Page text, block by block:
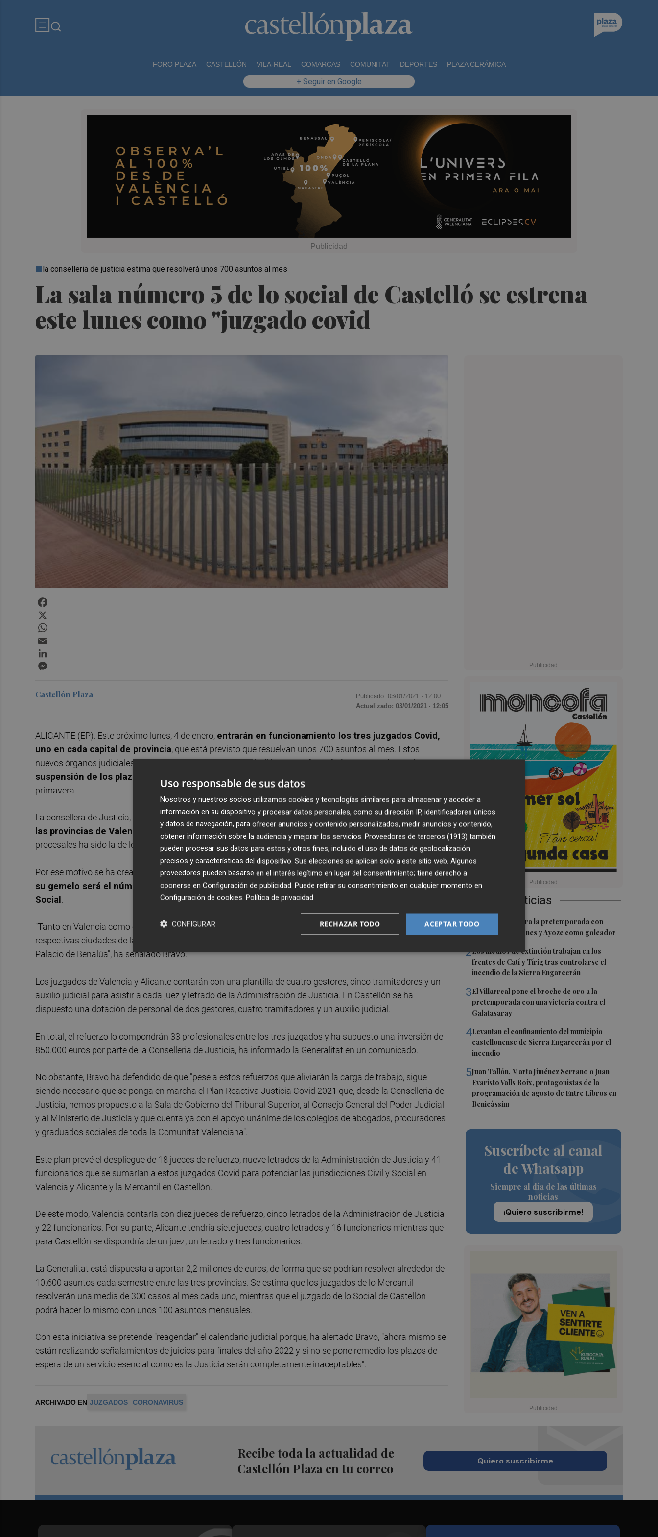
FORO PLAZA CASTELLÓN VILA-REAL COMARCAS COMUNITAT DEPORTES PLAZA CERÁMICA
+ Seguir en Google
La sala número 5 de lo social de Castelló se estrena
este lunes como "juzgado covid
la conselleria de justicia estima que resolverá unos 700 asuntos al mes
Últimas Noticias
1El Villarreal cierra la pretemporada con
buenas sensaciones y Ayoze como goleador
2Los medios de extinción trabajan en los
frentes de Catí y Tírig tras controlarse el
incendio de la Sierra Engarcerán
3El Villarreal pone el broche de oro a la
pretemporada con una victoria contra el
Galatasaray
4Levantan el confinamiento del municipio
castellonense de Sierra Engarcerán por el
incendio
5Juan Tallón, Marta Jiménez Serrano o Juan
Evaristo Valls Boix, protagonistas de la
programación de agosto de Entre Libros en
Benicàssim
Suscríbete al canal
de Whatsapp
Siempre al día de las últimas
noticias
¡Quiero suscribirme!
Castellón Plaza Publicado: 03/01/2021 · 12:00
Actualizado: 03/01/2021 · 12:05
ALICANTE (EP). Este próximo lunes, 4 de enero, entrarán en funcionamiento los tres juzgados Covid,
uno en cada capital de provincia, que está previsto que resuelvan unos 700 asuntos al mes. Estos
nuevos órganos judiciales se ponen en marchapara "aliviar" la carga de trabajo provocada por la
suspensión de los plazos procesales causada
primavera.
La consellera de Justicia, Interior y Administración Pública, Gabriela Bravo, ha indicado al respecto queen
las provincias de Valencia y Alicante la jurisdicción más afectada por la suspensiónde los plazos
procesales ha sido la de lo
Mercantil, mientras que enCastellón ha sido la de lo Social.
Por ese motivo se ha creado el juzgado de loMercantil número 5 en Valenciamientras que enAlicante
su gemelo será el número 4
. En el caso de Castellón, el nuevo órgano judicial es el número 5 de lo
Social.
"Tanto en Valencia como en Castellón hemos podido ubicar estos juzgados en espacios en el interior de sus
respectivas ciudades de la Justicia, mientras que en Alicante se ha recurrido al alquiler de un local cercano al
Palacio de Benalúa", ha señalado Bravo.
Los juzgados de Valencia y Alicante contarán con una plantilla de cuatro gestores, cinco tramitadores y un
auxilio judicial para asistir a cada juez y letrado de la Administración de Justicia. En Castellón se ha
dispuesto una dotación de personal de dos gestores, cuatro tramitadores y un auxilio judicial.
En total, el refuerzo lo compondrán 33 profesionales entre los tres juzgados y ha supuesto una inversión de
850.000 euros por parte de la Conselleria de Justicia, ha informado la Generalitat en un comunicado.
No obstante, Bravo ha defendido de que "pese a estos refuerzos que aliviarán la carga de trabajo, sigue
siendo necesario que se ponga en marcha el Plan Reactiva Justicia Covid 2021 que, desde la Conselleria de
Justicia, hemos propuesto a la Sala de Gobierno del Tribunal Superior, al Consejo General del Poder Judicial
y al Ministerio de Justicia y que cuenta ya con el apoyo unánime de los colegios de abogados, procuradores
y graduados sociales de toda la Comunitat Valenciana".
Este plan prevé el despliegue de 18 jueces de refuerzo, nueve letrados de la Administración de Justicia y 41
funcionarios que se sumarían a estos juzgados Covid para potenciar las jurisdicciones Civil y Social en
Valencia y Alicante y la Mercantil en Castellón.
De este modo, Valencia contaría con diez jueces de refuerzo, cinco letrados de la Administración de Justicia
y 22 funcionarios. Por su parte, Alicante tendría siete jueces, cuatro letrados y 16 funcionarios mientras que
para Castellón se dispondría de un juez, un letrado y tres funcionarios.
La Generalitat está dispuesta a aportar 2,2 millones de euros, de forma que se podrían resolver alrededor de
10.600 asuntos cada semestre entre las tres provincias. Se estima que los juzgados de lo Mercantil
resolverán una media de 300 casos al mes cada uno, mientras que el juzgado de lo Social de Castellón
podrá hacer lo mismo con unos 100 asuntos mensuales.
Con esta iniciativa se pretende "reagendar" el calendario judicial porque, ha alertado Bravo, "ahora mismo se
están realizando señalamientos de juicios para finales del año 2022 y si no se pone remedio los plazos de
espera de un servicio esencial como es la Justicia serán completamente inaceptables".
ARCHIVADO EN JUZGADOS CORONAVIRUS
Recibe toda la actualidad de
Castellón Plaza en tu correo
Quiero suscribirme
Uso responsable de sus datos
Nosotros y nuestros socios utilizamos cookies y tecnologías similares para almacenar y acceder a
información en su dispositivo y procesar datos personales, como su dirección IP, identificadores únicos
y datos de navegación, para ofrecer anuncios y contenido personalizados, medir anuncios y contenido,
obtener información sobre la audiencia y mejorar los servicios. Proveedores de terceros (1913) también
pueden procesar sus datos para estos y otros fines, incluido el uso de datos de geolocalización
precisos y características del dispositivo. Sus elecciones se aplican solo a este sitio web. Algunos
proveedores pueden basarse en el interés legítimo en lugar del consentimiento; tiene derecho a
oponerse en Configuración de publicidad. Puede retirar su consentimiento en cualquier momento en
Configuración de cookies. Política de privacidad
ACEPTAR TODO
RECHAZAR TODO
CONFIGURAR